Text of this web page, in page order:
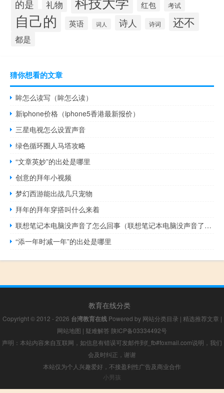
的是 礼物 红包 考试
自己的 英语 词人 诗人 诗词 还不
都是
猜你想看的文章
眸怎么读写（眸怎么读）
新iphone价格（iphone5香港最新报价）
三星电视怎么设置声音
绿色循环圈人马塔攻略
“文章英妙”的出处是哪里
创意的拜年小视频
梦幻西游能出战几只宠物
拜年的拜年穿搭叫什么来着
联想笔记本电脑没声音了怎么回事（联想笔记本电脑没声音了怎么解决）
“添一年时减一年”的出处是哪里
教育在线分类
Copyright © 2012 - 2026 台湾教育在线Powered by 网站分类目录 | 精选推荐文章 |
网站地图 | 疑难解答 陕ICP备03334492号
声明：本站内容来自互联网，如信息有错误可发邮件到f_fb#foxmail.com说明，我们
会及时纠正，谢谢
本站仅为个人兴趣爱好，不接盈利性广告及商业合作
小男孩